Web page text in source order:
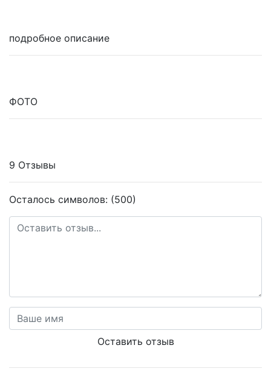
подробное описание
ФОТО
9 Отзывы
Осталось символов: (500)
Оставить отзыв